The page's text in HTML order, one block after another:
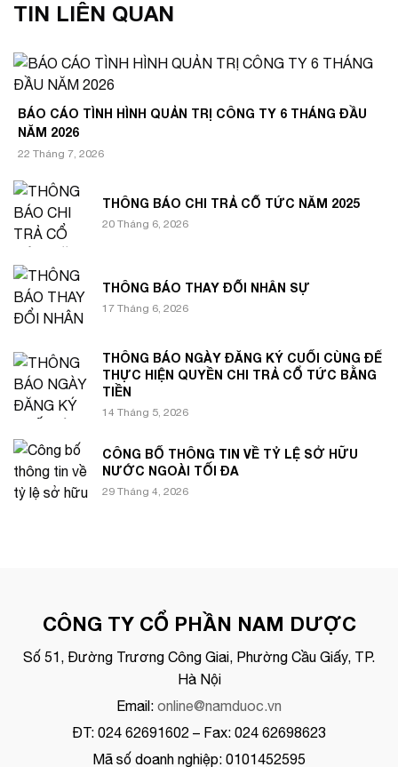
TIN LIÊN QUAN
BÁO CÁO TÌNH HÌNH QUẢN TRỊ CÔNG TY 6 THÁNG ĐẦU
NĂM 2026
22 Tháng 7, 2026
THÔNG BÁO CHI TRẢ CỔ TỨC NĂM 2025
20 Tháng 6, 2026
THÔNG BÁO THAY ĐỔI NHÂN SỰ
17 Tháng 6, 2026
THÔNG BÁO NGÀY ĐĂNG KÝ CUỐI CÙNG ĐỂ
THỰC HIỆN QUYỀN CHI TRẢ CỔ TỨC BẰNG
TIỀN
14 Tháng 5, 2026
CÔNG BỐ THÔNG TIN VỀ TỶ LỆ SỞ HỮU
NƯỚC NGOÀI TỐI ĐA
29 Tháng 4, 2026
CÔNG TY CỔ PHẦN NAM DƯỢC
Số 51, Đường Trương Công Giai, Phường Cầu Giấy, TP.
Hà Nội
Email: online@namduoc.vn
ĐT: 024 62691602 – Fax: 024 62698623
Mã số doanh nghiệp: 0101452595